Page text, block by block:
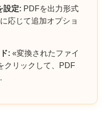
設定: PDFを出力形式
応じて追加オプショ
: «変換されたファイ
クリックして、PDF